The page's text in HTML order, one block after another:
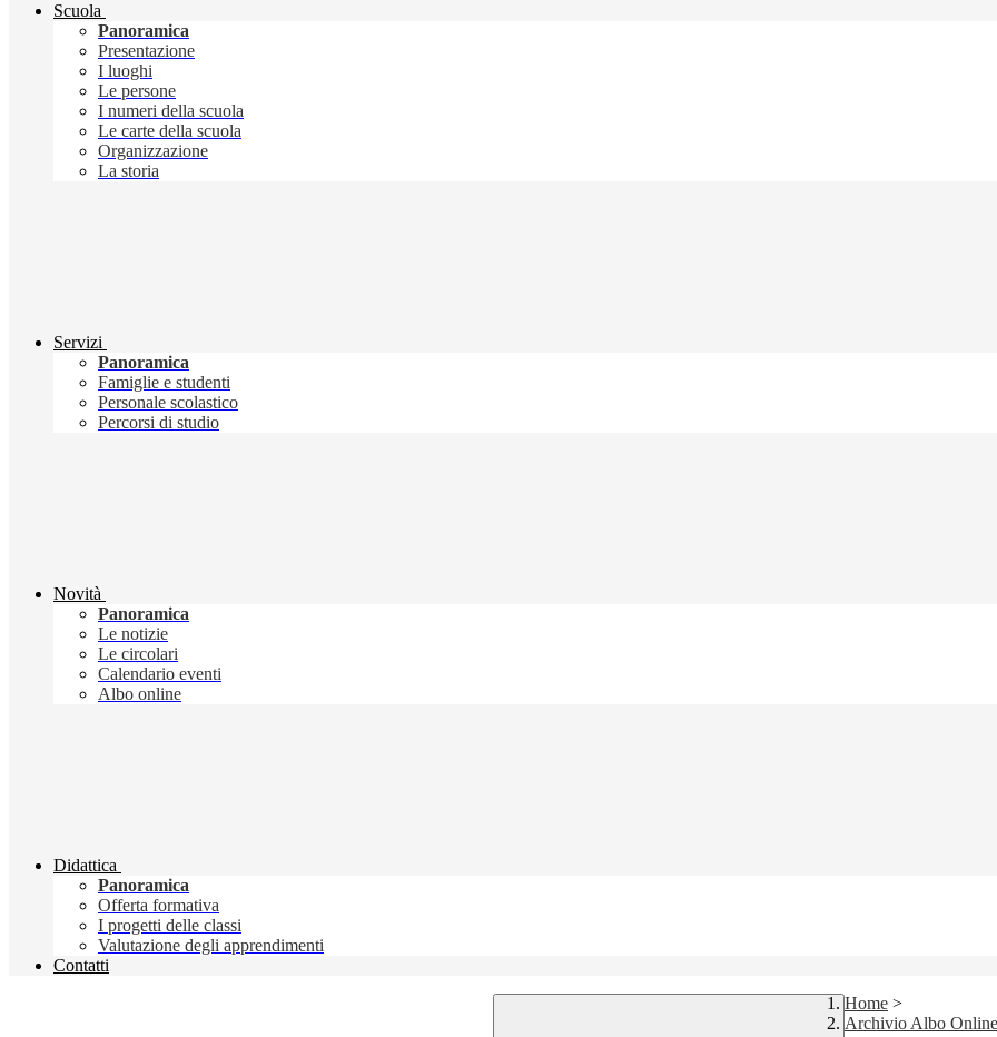
Scuola
Panoramica
Presentazione
I luoghi
Le persone
I numeri della scuola
Le carte della scuola
Organizzazione
La storia
Servizi
Panoramica
Famiglie e studenti
Personale scolastico
Percorsi di studio
Novità
Panoramica
Le notizie
Le circolari
Calendario eventi
Albo online
Didattica
Panoramica
Offerta formativa
I progetti delle classi
Valutazione degli apprendimenti
Contatti
Home >
Archivio Albo Online